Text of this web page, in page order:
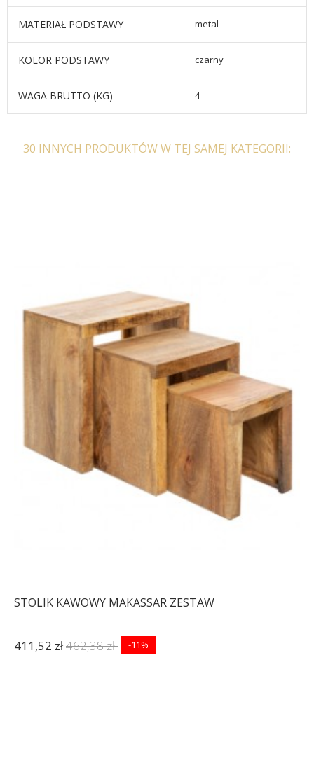
MATERIAŁ PODSTAWY metal
KOLOR PODSTAWY czarny
WAGA BRUTTO (KG) 4
30 INNYCH PRODUKTÓW W TEJ SAMEJ KATEGORII:
STOLIK KAWOWY MAKASSAR ZESTAW
411,52 zł462,38 zł -11%